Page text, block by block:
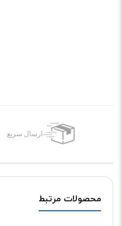
ارسال سریع
محصولات مرتبط